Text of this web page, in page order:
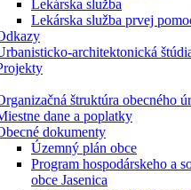
Lekárska služba
Lekárska služba prvej
architektonická
štruktúra obecného
dane a poplatky
dokumenty
Územný plán obce
Program hospodárskeho a
obce Jasenica